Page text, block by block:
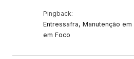
Pingback:
Entressafra, Manutenção
em Foco